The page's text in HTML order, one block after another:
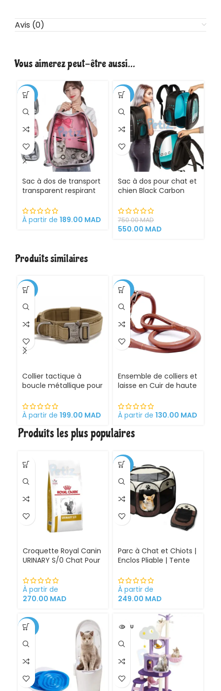
Avis (0)
Vous aimerez peut-être aussi…
-32%
Sac à dos de transport
transparent respirant
chat Hello Kitty
À partir de 189.00 MAD
-27%
Sac à dos pour chat et
chien Black Carbon
Maroc
750.00MAD
550.00 MAD
Produits similaires
-35%
Collier tactique à
boucle métallique pour
À partir de 199.00 MAD
-20%
Ensemble de colliers et
laisse en Cuir de haute
À partir de 130.00 MAD
Produits les plus populaires
Croquette Royal Canin
URINARY S/0 Chat Pour
Cystite régime
médicalisé
À partir de
270.00 MAD
-30%
Parc à Chat et Chiots |
Enclos Pliable | Tente
et extérieur
À partir de
249.00 MAD
-34% VENDU